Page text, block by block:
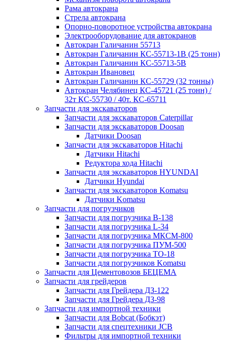
Рама автокрана
Стрела автокрана
Опорно-поворотное устройства автокрана
Электрооборудование для автокранов
Автокран Галичанин 55713
Автокран Галичанин КС-55713-1В (25 тонн)
Автокран Галичанин КС-55713-5В
Автокран Ивановец
Автокран Галичанин КС-55729 (32 тонны)
Автокран Челябинец КС-45721 (25 тонн) /
32т КС-55730 / 40т. КС-65711
Запчасти для экскаваторов
Запчасти для экскаваторов Caterpillar
Запчасти для экскаваторов Doosan
Датчики Doosan
Запчасти для экскаваторов Hitachi
Датчики Hitachi
Редуктора хода Hitachi
Запчасти для экскаваторов HYUNDAI
Датчики Hyundai
Запчасти для экскаваторов Komatsu
Датчики Komatsu
Запчасти для погрузчиков
Запчасти для погрузчика B-138
Запчасти для погрузчика L-34
Запчасти для погрузчика МКСМ-800
Запчасти для погрузчика ПУМ-500
Запчасти для погрузчика ТО-18
Запчасти для погрузчиков Komatsu
Запчасти для Цементовозов БЕЦЕМА
Запчасти для грейдеров
Запчасти для Грейдера ДЗ-122
Запчасти для Грейдера ДЗ-98
Запчасти для импортной техники
Запчасти для Bobcat (Бобкэт)
Запчасти для спецтехники JCB
Фильтры для импортной техники